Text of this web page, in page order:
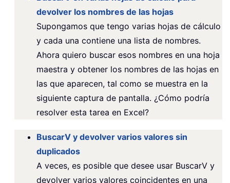
devolver los nombres de las hojas
Supongamos que tengo varias hojas de cálculo
y cada una contiene una lista de nombres.
Ahora quiero buscar esos nombres en una hoja
maestra y obtener los nombres de las hojas en
las que aparecen, tal como se muestra en la
siguiente captura de pantalla. ¿Cómo podría
resolver esta tarea en Excel?
BuscarV y devolver varios valores sin
duplicados
A veces, es posible que desee usar BuscarV y
devolver varios valores coincidentes en una